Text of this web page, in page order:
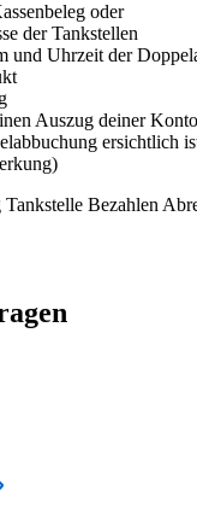
oder
der Tankstellen
und Uhrzeit der
Auszug deiner
ersichtlich
Tankstelle Bezahlen